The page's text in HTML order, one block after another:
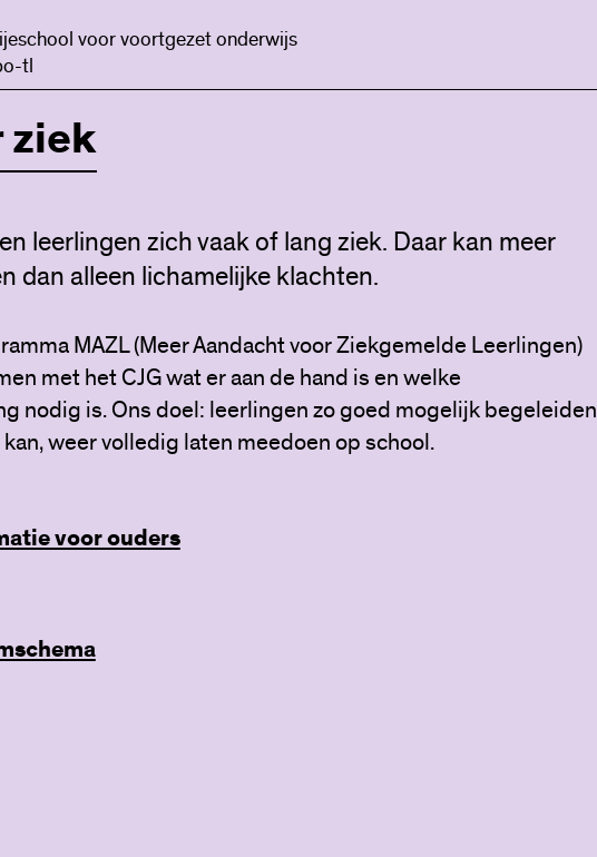
voor voortgezet onderwijs
tl
ziek
leerlingen zich vaak of lang ziek. Daar kan meer
dan alleen lichamelijke klachten.
MAZL (Meer Aandacht voor Ziekgemelde Leerlingen)
met het CJG wat er aan de hand is en welke
nodig is. Ons doel: leerlingen zo goed mogelijk begeleiden
weer volledig laten meedoen op school.
voor ouders